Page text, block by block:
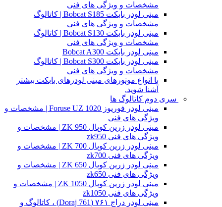
مشخصات و ویژگی های فنی
مینی لودر بابکت Bobcat S185 | کاتالوگ
مشخصات و ویژگی های فنی
مینی لودر بابکت Bobcat S130 | کاتالوگ
مشخصات و ویژگی های فنی
مینی لودر بابکت Bobcat A300
مینی لودر بابکت Bobcat S300 | کاتالوگ
مشخصات و ویژگی های فنی
با انواع موتورهای مینی لودرهای بابکت بیشتر
آشنا شوید.
سری دوم کاتالوگ ها
مینی لودر فوریوز Foruse UZ 1020 | مشخصات و
ویژگی های فنی
مینی لودر زرین کوپال ZK 950 | مشخصات و
ویژگی های فنی zk950
مینی لودر زرین کوپال ZK 700 | مشخصات و
ویژگی های فنی zk700
مینی لودر زرین کوپال ZK 650 | مشخصات و
ویژگی های فنی zk650
مینی لودر زرین کوپال ZK 1050 | مشخصات و
ویژگی های فنی zk1050
مینی لودر دراج ۷۶۱ (Doraj 761) ، کاتالوگ و